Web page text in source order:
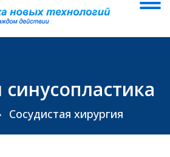
Сосудистая хирургия